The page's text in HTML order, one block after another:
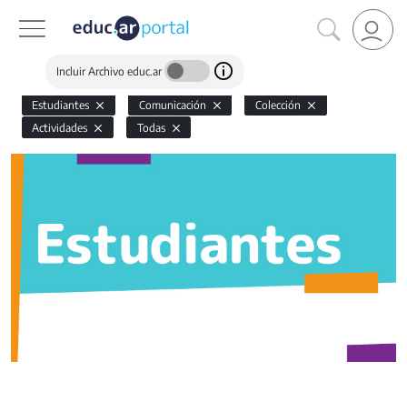
Incluir Archivo educ.ar
Estudiantes Comunicación
Colección
Actividades
Todas